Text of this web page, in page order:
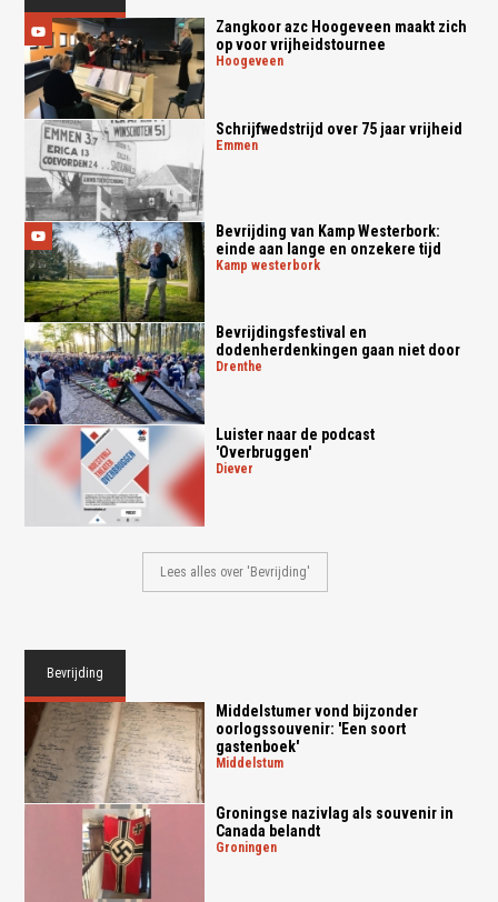
Zangkoor azc Hoogeveen maakt zich
op voor vrijheidstournee
hoogeveen
Schrijfwedstrijd over 75 jaar vrijheid
emmen
Bevrijding van Kamp Westerbork:
einde aan lange en onzekere tijd
kamp westerbork
Bevrijdingsfestival en
dodenherdenkingen gaan niet door
drenthe
Luister naar de podcast
'Overbruggen'
diever
Lees alles over 'Bevrijding'
Bevrijding
Middelstumer vond bijzonder
oorlogssouvenir: 'Een soort
gastenboek'
middelstum
Groningse nazivlag als souvenir in
Canada belandt
groningen